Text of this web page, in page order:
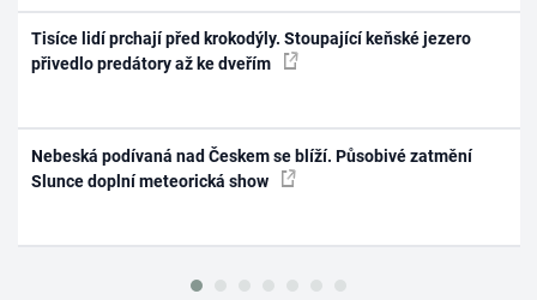
Tisíce lidí prchají před krokodýly. Stoupající keňské jezero
přivedlo predátory až ke dveřím
Nebeská podívaná nad Českem se blíží. Působivé zatmění
Slunce doplní meteorická show